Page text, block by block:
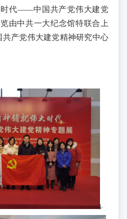
时代——中国共产党伟大建党
由中共一大纪念馆特联合上
产党伟大建党精神研究中心